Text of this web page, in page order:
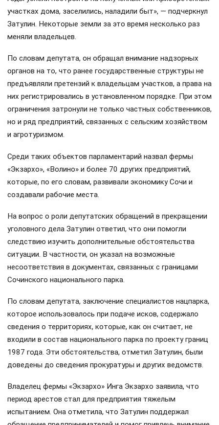
участках дома, заселились, наладили быт», — подчеркнул
Затулин. Некоторые земли за это время несколько раз
меняли владельцев.
По словам депутата, он обращал внимание надзорных
органов на то, что ранее государственные структуры не
предъявляли претензий к владельцам участков, а права на
них регистрировались в установленном порядке. При этом
ограничения затронули не только частных собственников,
но и ряд предприятий, связанных с сельским хозяйством
и агротуризмом.
Среди таких объектов парламентарий назвал фермы
«Экзархо», «Волино» и более 70 других предприятий,
которые, по его словам, развивали экономику Сочи и
создавали рабочие места.
На вопрос о роли депутатских обращений в прекращении
уголовного дела Затулин ответил, что они помогли
следствию изучить дополнительные обстоятельства
ситуации. В частности, он указал на возможные
несоответствия в документах, связанных с границами
Сочинского национального парка.
По словам депутата, заключение специалистов нацпарка,
которое использовалось при подаче исков, содержало
сведения о территориях, которые, как он считает, не
входили в состав национального парка по проекту границ
1987 года. Эти обстоятельства, отметил Затулин, были
доведены до сведения прокуратуры и других ведомств.
Владелец фермы «Экзархо» Инга Экзархо заявила, что
период арестов стал для предприятия тяжелым
испытанием. Она отметила, что Затулин поддержал